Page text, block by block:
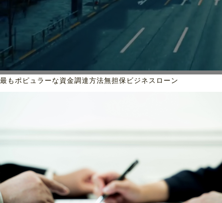
最もポピュラーな資金調達方法無担保ビジネスローン